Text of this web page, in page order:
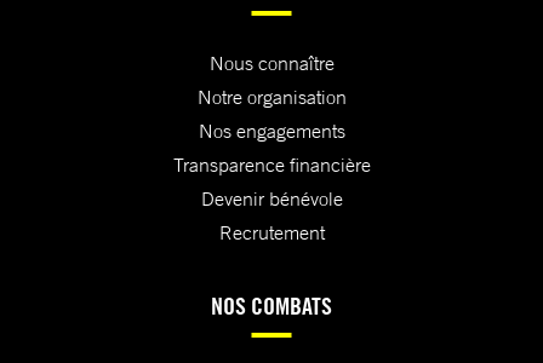
Nous connaître
Notre organisation
Nos engagements
Transparence financière
Devenir bénévole
Recrutement
NOS COMBATS